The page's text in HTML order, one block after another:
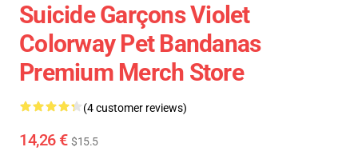
Suicide Garçons Violet
Colorway Pet Bandanas
Premium Merch Store
(4 customer reviews)
14,26 € $15.5